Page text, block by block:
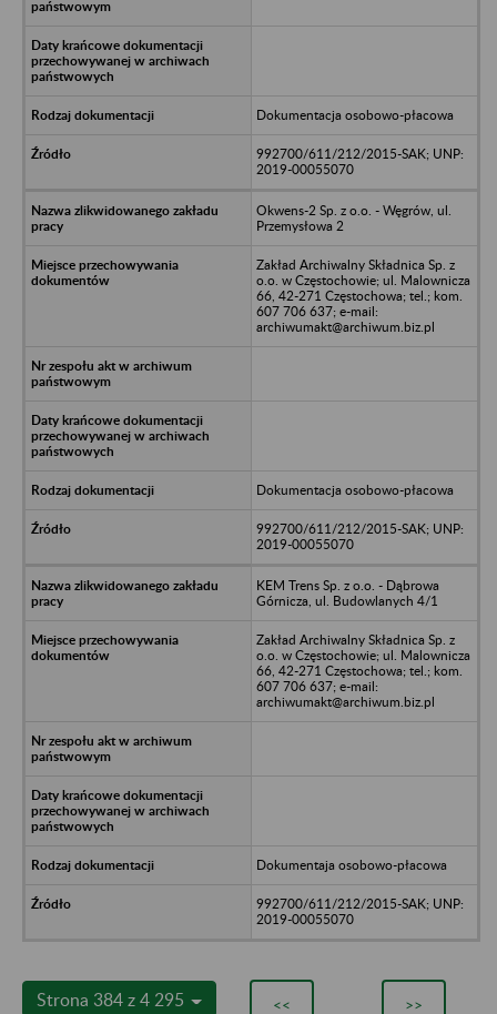
Dokumentacja osobowo-płacowa
992700/611/212/2015-SAK; UNP:
2019-00055070
Okwens-2 Sp. z o.o. - Węgrów, ul.
Przemysłowa 2
Zakład Archiwalny Składnica Sp. z
o.o. w Częstochowie; ul. Malownicza
66, 42-271 Częstochowa; tel.; kom.
607 706 637; e-mail:
archiwumakt@archiwum.biz.pl
Dokumentacja osobowo-płacowa
992700/611/212/2015-SAK; UNP:
2019-00055070
KEM Trens Sp. z o.o. - Dąbrowa
Górnicza, ul. Budowlanych 4/1
Zakład Archiwalny Składnica Sp. z
o.o. w Częstochowie; ul. Malownicza
66, 42-271 Częstochowa; tel.; kom.
607 706 637; e-mail:
archiwumakt@archiwum.biz.pl
Dokumentaja osobowo-płacowa
992700/611/212/2015-SAK; UNP:
2019-00055070
Strona 384 z 4 295 << >>